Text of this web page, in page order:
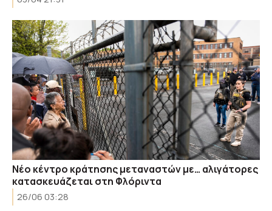
Νέο κέντρο κράτησης μεταναστών με… αλιγάτορες
κατασκευάζεται στη Φλόριντα
26/06 03:28